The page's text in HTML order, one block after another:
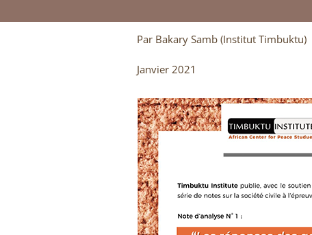
Par Bakary Samb (Institut Timbuktu)
Janvier 2021